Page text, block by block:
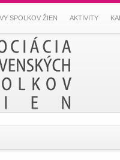
SPOLKOV ŽIEN AKTIVITY